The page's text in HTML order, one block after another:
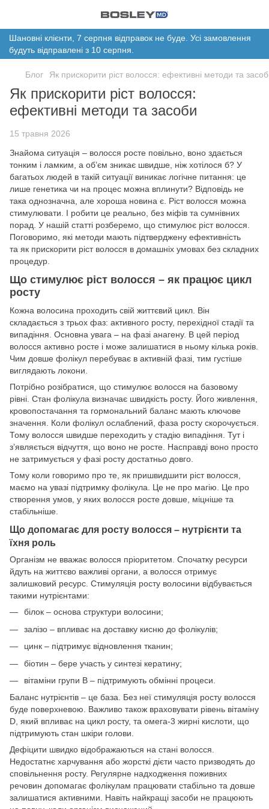
Шановні клієнти, 7 серпня відправок не буде. Усі замовлення
будуть відправлені з 10 серпня.
Блог Як прискорити ріст волосся: ефективні методи та
Як прискорити ріст волосся:
ефективні методи та засоби
15 травня 2026
Знайома ситуація – волосся росте повільно, воно здається
тонким і ламким, а об’єм зникає швидше, ніж хотілося б? У
багатьох людей в такій ситуації виникає логічне питання: це
лише генетика чи на процес можна вплинути? Відповідь не
така однозначна, але хороша новина є. Ріст волосся можна
стимулювати. І робити це реально, без міфів та сумнівних
порад. У нашій статті розберемо, що стимулює ріст волосся.
Поговоримо, які методи мають підтверджену ефективність
та як прискорити ріст волосся в домашніх умовах без складних
процедур.
Що стимулює ріст волосся – як працює цикл
росту
Кожна волосина проходить свій життєвий цикл. Він
складається з трьох фаз: активного росту, перехідної стадії та
випадіння. Основна увага – на фазі анагену. В цей період
волосся активно росте і може залишатися в ньому кілька років.
Чим довше фолікул перебуває в активній фазі, тим густіше
виглядають локони.
Потрібно розібратися, що стимулює волосся на базовому
рівні. Стан фолікула визначає швидкість росту. Його живлення,
кровопостачання та гормональний баланс мають ключове
значення. Коли фолікул ослаблений, фаза росту скорочується.
Тому волосся швидше переходить у стадію випадіння. Тут і
з’являється відчуття, що воно не росте. Насправді воно просто
не затримується у фазі росту достатньо довго.
Тому коли говоримо про те, як пришвидшити ріст волосся,
маємо на увазі підтримку фолікула. Це не про магію. Це про
створення умов, у яких волосся росте довше, міцніше та
стабільніше.
Що допомагає для росту волосся – нутрієнти та
їхня роль
Організм не вважає волосся пріоритетом. Спочатку ресурси
йдуть на життєво важливі органи, а волосся отримує
залишковий ресурс. Стимуляція росту волосини відбувається
такими нутрієнтами:
білок – основа структури волосини;
залізо – впливає на доставку кисню до фолікулів;
цинк – підтримує відновлення тканин;
біотин – бере участь у синтезі кератину;
вітаміни групи B – підтримують обмінні процеси.
Баланс нутрієнтів – це база. Без неї стимуляція росту волосся
буде поверхневою. Важливо також враховувати рівень вітаміну
D, який впливає на цикл росту, та омега-3 жирні кислоти, що
підтримують стан шкіри голови.
Дефіцити швидко відображаються на стані волосся.
Недостатнє харчування або жорсткі дієти часто призводять до
сповільнення росту. Регулярне надходження поживних
речовин допомагає фолікулам працювати стабільно та довше
залишатися активними. Навіть найкращі засоби не працюють